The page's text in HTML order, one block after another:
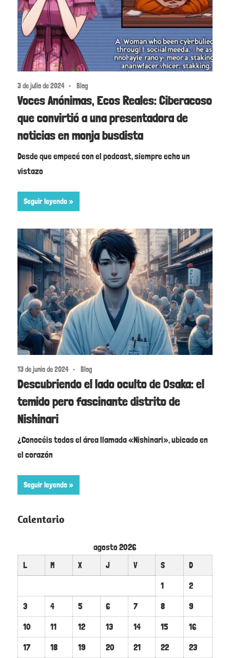
3 de julio de 2024 Blog
Voces Anónimas, Ecos Reales: Ciberacoso
que convirtió a una presentadora de
noticias en monja busdista
Desde que empecé con el podcast, siempre echo un
vistazo
Seguir leyendo
13 de junio de 2024 Blog
Descubriendo el lado oculto de Osaka: el
temido pero fascinante distrito de
Nishinari
¿Conocéis todos el área llamada «Nishinari», ubicado en
el corazón
Seguir leyendo
Calentario
agosto 2026
L
M X J V S
D
1
2
3
4 5 6 7 8
9
10
11 12 13 14 15
16
17
18 19 20 21 22
23